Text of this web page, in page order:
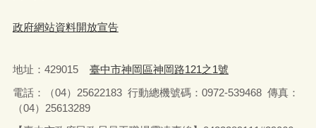
政府網站資料開放宣告
地址：429015
臺中市神岡區神岡路121之1號
電話：（04）25622183 行動總機號碼：0972-539468 傳真：
（04）25613289